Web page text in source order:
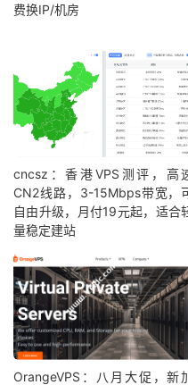
费换IP/机房
cncsz：香港VPS测评，高
CN2线路，3-15Mbps带宽，
自由升级，月付19元起，适合
量稳定建站
OrangeVPS：八月大促，新